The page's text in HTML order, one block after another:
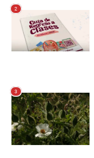
2
3